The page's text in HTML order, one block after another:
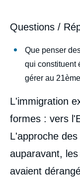
Questions /
Que penser
qui constituent
gérer au
L'immigration
formes : vers
L'approche
auparavant,
avaient